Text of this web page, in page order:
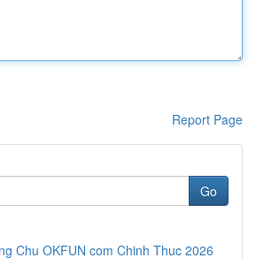
Report Page
Go
Chu OKFUN com Chinh Thuc 2026